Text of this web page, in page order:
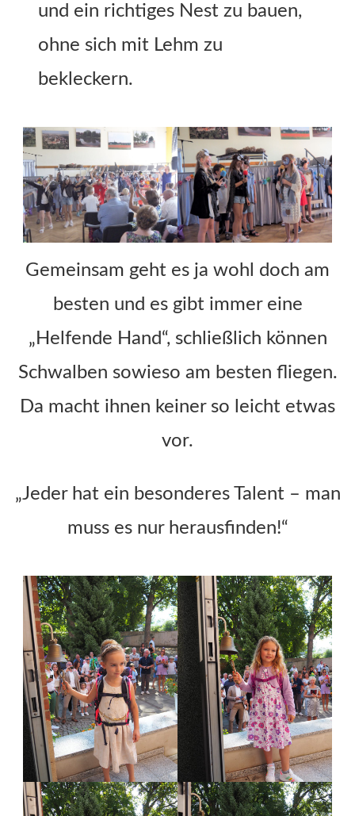
und ein richtiges Nest zu bauen,
ohne sich mit Lehm zu
bekleckern.
Gemeinsam geht es ja wohl doch am
besten und es gibt immer eine
„Helfende Hand“, schließlich können
Schwalben sowieso am besten fliegen.
Da macht ihnen keiner so leicht etwas
vor.
„Jeder hat ein besonderes Talent – man
muss es nur herausfinden!“